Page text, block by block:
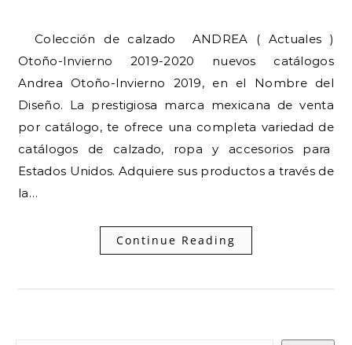
Colección de calzado ANDREA ( Actuales )
Otoño-Invierno 2019-2020 nuevos catálogos
Andrea Otoño-Invierno 2019, en el Nombre del
Diseño. La prestigiosa marca mexicana de venta
por catálogo, te ofrece una completa variedad de
catálogos de calzado, ropa y accesorios para
Estados Unidos. Adquiere sus productos a través de
la…
Continue Reading